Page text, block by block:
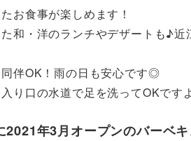
お食事が楽しめます！
和・洋のランチやデザートも♪近
伴OK！雨の日も安心です◎
り口の水道で足を洗ってOKですよ
2021年3月オープンのバーベ